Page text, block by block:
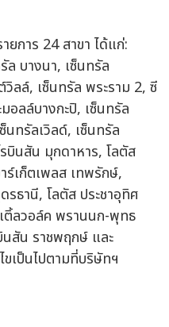
ยการ 24 สาขา ได้แก่:
ล บางนา, เซ็นทรัล
ลล์, เซ็นทรัล พระราม 2, ซี
อลล์บางกะปิ, เซ็นทรัล
นทรัลเวิลด์, เซ็นทรัล
บินสัน มุกดาหาร, โลตัส
ร์เก็ตเพลส เทพรักษ์,
รธานี, โลตัส ประชาอุทิศ
ติ้ลวอล์ค พรานนก-พุทธ
สัน ราชพฤกษ์ และ
ขเป็นไปตามที่บริษัทฯ